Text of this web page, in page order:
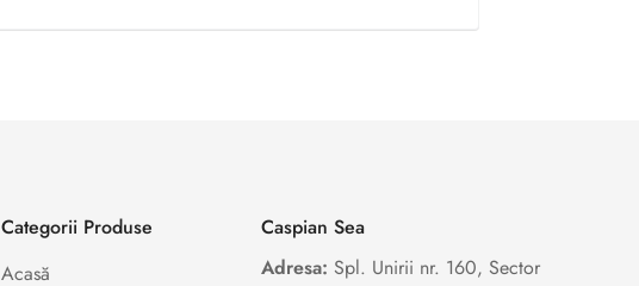
Categorii Produse
Acasă
Caspian Sea
Adresa: Spl. Unirii nr. 160, Sector